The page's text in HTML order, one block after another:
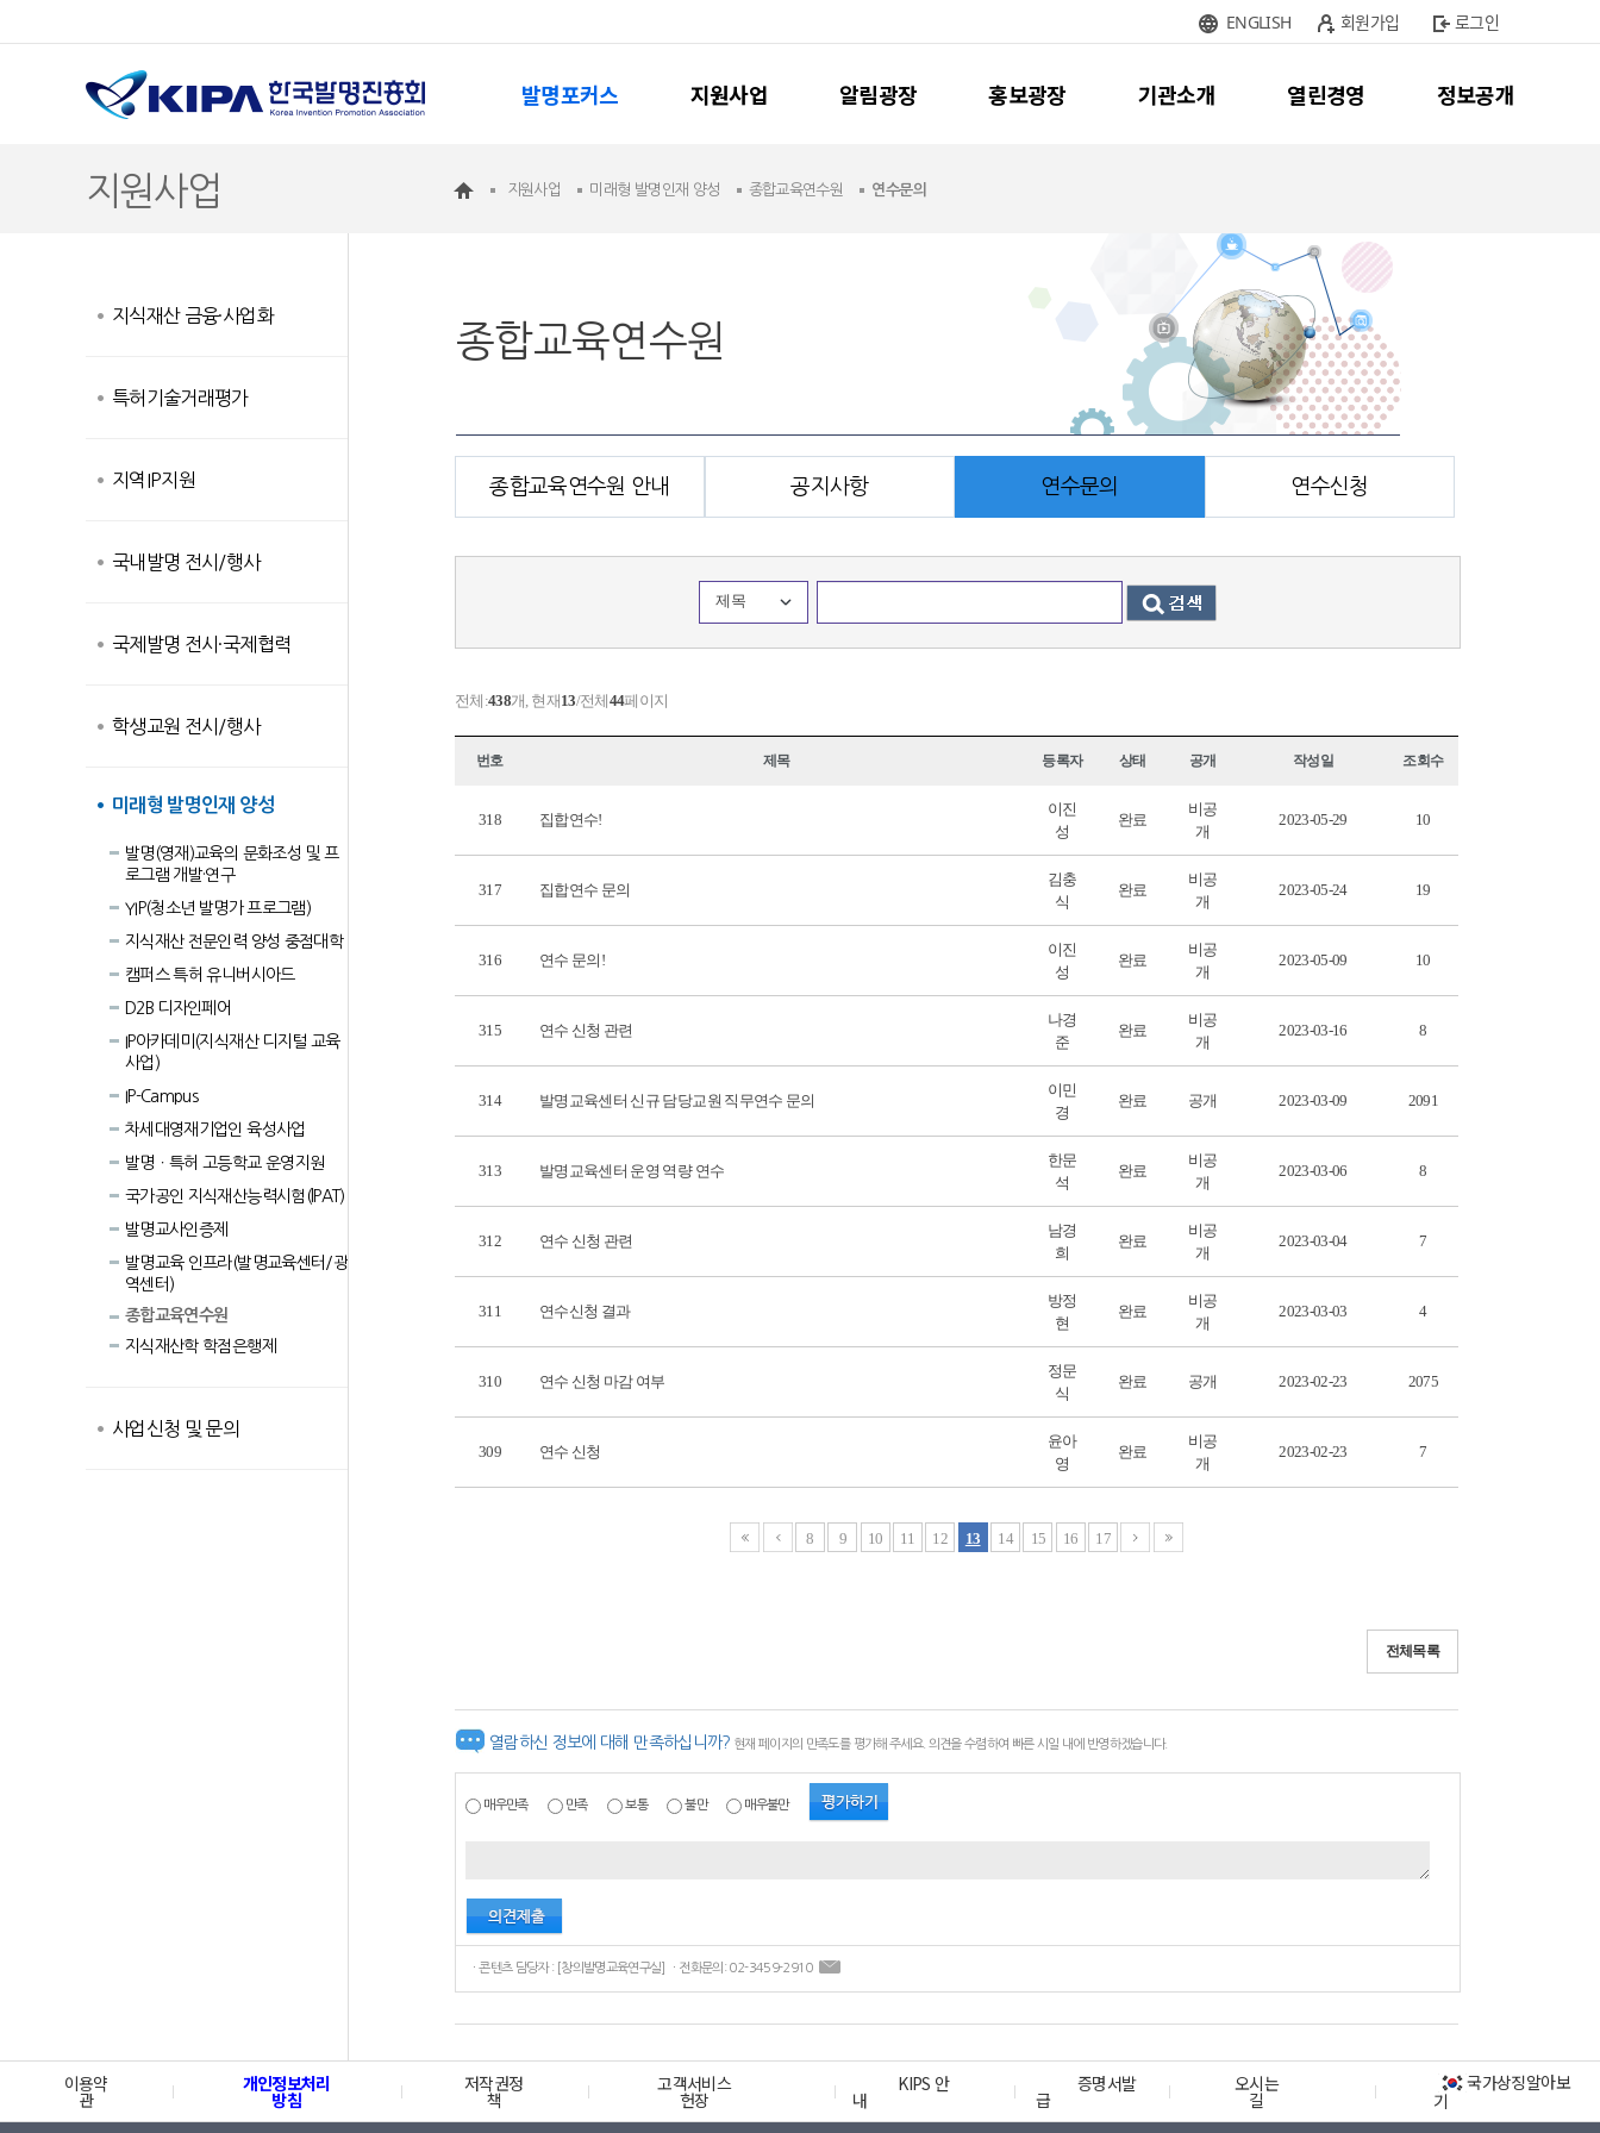
ENGLISH 회원가입 로그인
발명포커스 지원사업 알림광장 홍보광장 기관소개 열린경영 정보공개
지원사업 지원사업 미래형 발명인재 양성 종합교육연수원 연수문의
지식재산 금융·사업화
특허기술거래평가
지역IP지원
국내발명 전시/행사
국제발명 전시·국제협력
학생교원 전시/행사
미래형 발명인재 양성
발명(영재)교육의 문화조성 및 프
로그램 개발·연구
YIP(청소년 발명가 프로그램)
지식재산 전문인력 양성 중점대학
캠퍼스 특허 유니버시아드
D2B 디자인페어
IP아카데미(지식재산 디지털 교육
사업)
IP-Campus
차세대영재기업인 육성사업
발명ㆍ특허 고등학교 운영지원
국가공인 지식재산능력시험(lPAT)
발명교사인증제
발명교육 인프라(발명교육센터/광
역센터)
종합교육연수원
지식재산학 학점은행제
사업신청 및 문의
종합교육연수원
종합교육연수원 안내 공지사항 연수문의 연수신청
제목
전체:438개, 현재13/전체44페이지
번호 제목 등록자 상태 공개 작성일 조회수
318 집합연수!
이진
성
완료
비공
개
2023-05-29 10
317 집합연수 문의
김충
식
완료
비공
개
2023-05-24 19
316 연수 문의!
이진
성
완료
비공
개
2023-05-09 10
315 연수 신청 관련
나경
준
완료
비공
개
2023-03-16 8
314 발명교육센터 신규 담당교원 직무연수 문의
이민
경
완료 공개 2023-03-09 2091
313 발명교육센터 운영 역량 연수
한문
석
완료
비공
개
2023-03-06 8
312 연수 신청 관련
남경
희
완료
비공
개
2023-03-04 7
311 연수신청 결과
방정
현
완료
비공
개
2023-03-03 4
310 연수 신청 마감 여부
정문
식
완료 공개 2023-02-23 2075
309 연수 신청
윤아
영
완료
비공
개
2023-02-23 7
8 9 10 11 12 13 14 15 16 17
전체목록
열람하신 정보에 대해 만족하십니까? 현재 페이지의 만족도를 평가해 주세요. 의견을 수렴하여 빠른 시일 내에 반영하겠습니다.
매우만족 만족 보통 불만 매우불만
ㆍ콘텐츠 담당자 : [창의발명교육연구실] ㆍ전화문의: 02-3459-2910
이용약
관
개인정보처리
방침
저작권정
책
고객서비스
헌장
KIPS 안
내
증명서발
급
오시는
길
국가상징알아보
기